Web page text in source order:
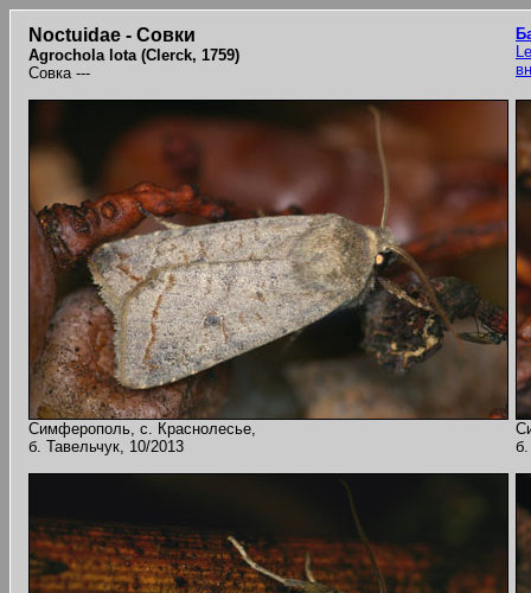
Noctuidae - Совки
Agrochola lota (Clerck, 1759)
Совка ---
Симферополь, с. Краснолесье,
б. Тавельчук, 10/2013
б.